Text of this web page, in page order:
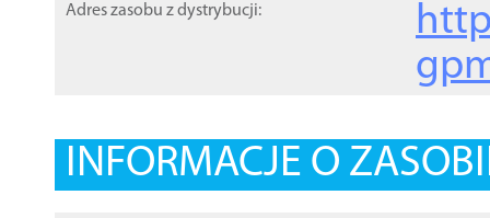
Adres zasobu z dystrybucji:
INFORMACJE O